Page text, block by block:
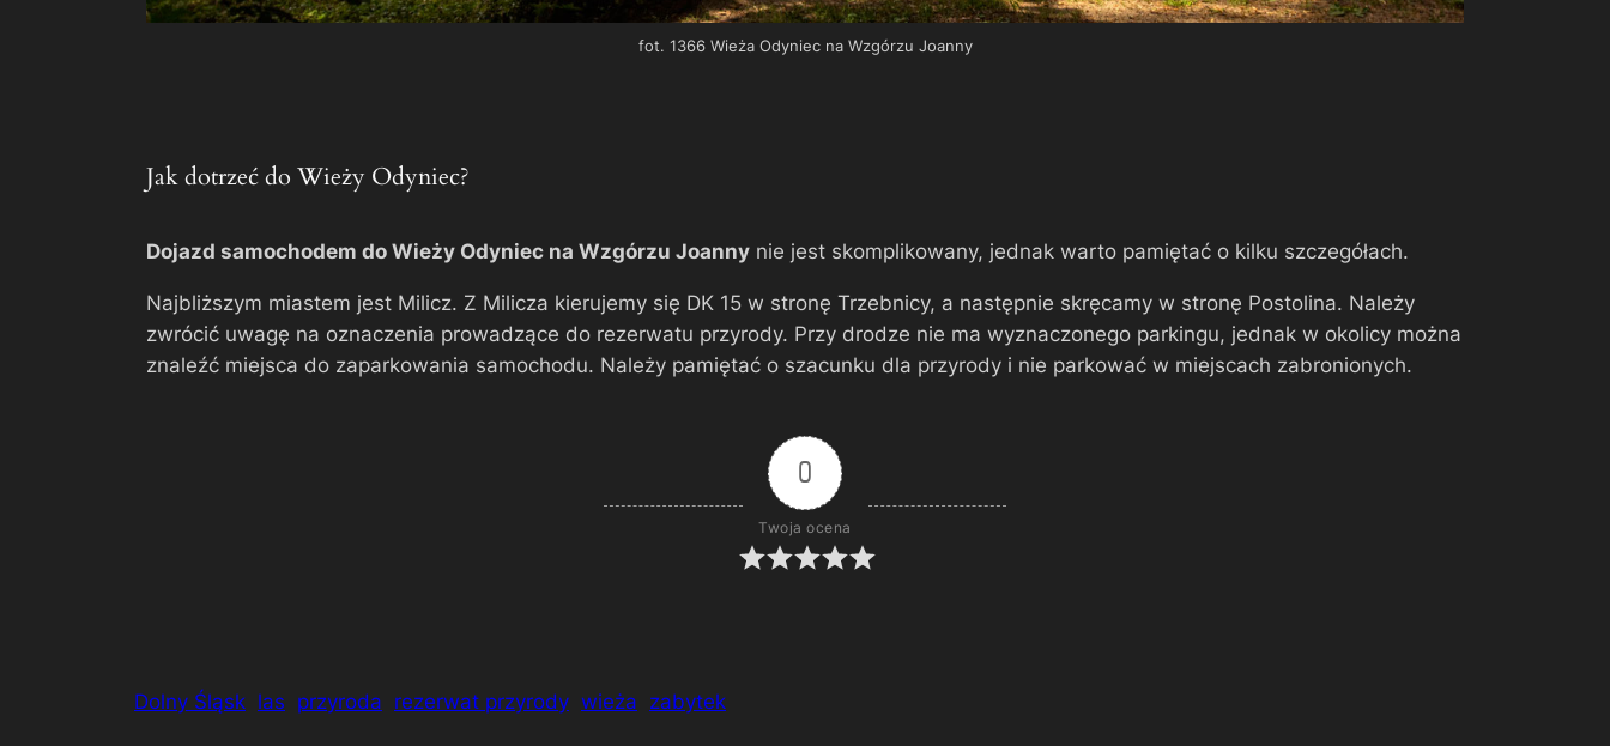
fot. 1366 Wieża Odyniec na Wzgórzu Joanny
Jak dotrzeć do Wieży Odyniec?
Dojazd samochodem do Wieży Odyniec na Wzgórzu Joanny nie jest skomplikowany, jednak warto pamiętać o kilku szczegółach.
Najbliższym miastem jest Milicz. Z Milicza kierujemy się DK 15 w stronę Trzebnicy, a następnie skręcamy w stronę Postolina. Należy
zwrócić uwagę na oznaczenia prowadzące do rezerwatu przyrody. Przy drodze nie ma wyznaczonego parkingu, jednak w okolicy można
znaleźć miejsca do zaparkowania samochodu. Należy pamiętać o szacunku dla przyrody i nie parkować w miejscach zabronionych.
0
Twoja ocena
Dolny Śląsk las przyroda rezerwat przyrody wieża zabytek